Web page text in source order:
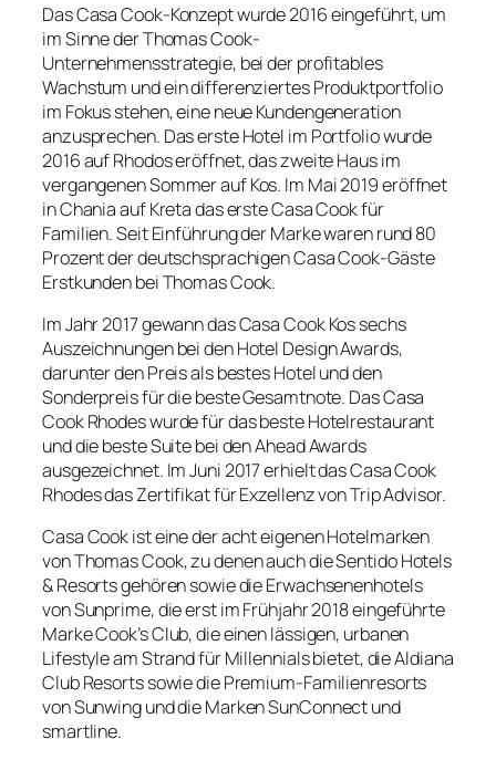
Das Casa Cook-Konzept wurde 2016 eingeführt, um
im Sinne der Thomas Cook-
Unternehmensstrategie, bei der profitables
Wachstum und ein differenziertes Produktportfolio
im Fokus stehen, eine neue Kundengeneration
anzusprechen. Das erste Hotel im Portfolio wurde
2016 auf Rhodos eröffnet, das zweite Haus im
vergangenen Sommer auf Kos. Im Mai 2019 eröffnet
in Chania auf Kreta das erste Casa Cook für
Familien. Seit Einführung der Marke waren rund 80
Prozent der deutschsprachigen Casa Cook-Gäste
Erstkunden bei Thomas Cook.
Im Jahr 2017 gewann das Casa Cook Kos sechs
Auszeichnungen bei den Hotel Design Awards,
darunter den Preis als bestes Hotel und den
Sonderpreis für die beste Gesamtnote. Das Casa
Cook Rhodes wurde für das beste Hotelrestaurant
und die beste Suite bei den Ahead Awards
ausgezeichnet. Im Juni 2017 erhielt das Casa Cook
Rhodes das Zertifikat für Exzellenz von Trip Advisor.
Casa Cook ist eine der acht eigenen Hotelmarken
von Thomas Cook, zu denen auch die Sentido Hotels
& Resorts gehören sowie die Erwachsenenhotels
von Sunprime, die erst im Frühjahr 2018 eingeführte
Marke Cook’s Club, die einen lässigen, urbanen
Lifestyle am Strand für Millennials bietet, die Aldiana
Club Resorts sowie die Premium-Familienresorts
von Sunwing und die Marken SunConnect und
smartline.